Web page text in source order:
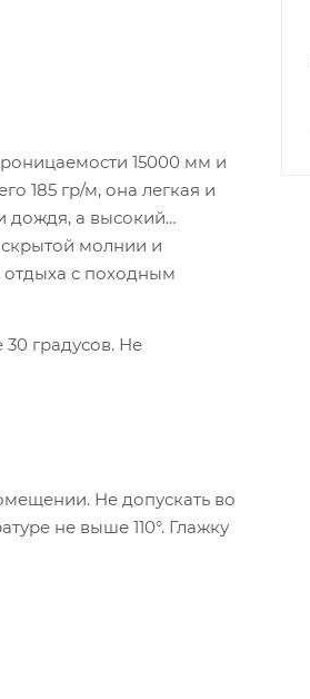
15000 мм и
185 гр/м, она легкая и
дождя, а высокий
молнии и
с походным
градусов. Не
Не допускать во
не выше 110°. Глажку